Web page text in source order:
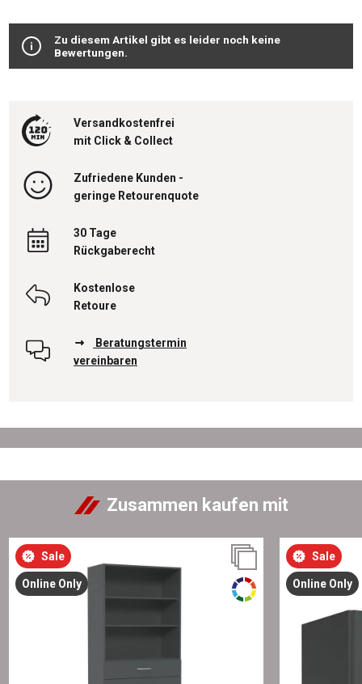
Zu diesem Artikel gibt es leider noch keine
Bewertungen.
Versandkostenfrei
mit Click & Collect
Zufriedene Kunden -
geringe Retourenquote
30 Tage
Rückgaberecht
Kostenlose
Retoure
Beratungstermin
vereinbaren
Zusammen kaufen mit
Sale
Online Only
Sale
Online Only